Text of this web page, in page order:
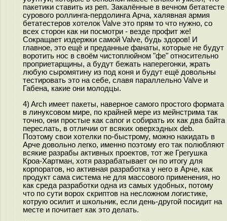
пакетики ставить из реп. Закалённые в вечном бетатесте
сурового роллинга-пердолинга Арча, халявная армия
бетатестеров хотелок Valve это прям то что нужно, со
всех сторон как ни посмотри - везде профит же!
Сокращает издержки самой Valve, будь здоров! И
главное, это ещё и преданные фанаты, которые не будут
воротить нос в своём чистоплюйном "фе" относительно
проприетарщины, а будут бежать наперегонки, жрать
любую сыромятину из под коня и будут ещё довольны
тестировать это на себе, славя параллельно Valve и
Габена, какие они молодцы.
4) Arch имеет пакеты, наверное самого простого формата
в линуксовом мире, по крайней мере из мейнстрима так
точно, они простые как сапог и собирать их как два байта
переслать, в отличии от всяких оверхэдных deb.
Поэтому свои хотелки по-быстрому, можно накидать в
Арче довольно легко, именно поэтому его так полюбляют
всякие разрабы активных проектов, тот же Грегушка
Кроа-Хартман, хотя разрабатывает он по итогу для
корпоратов, но активная разработка у него в Арче, как
продукт сама система не для массового применения, но
как среда разработки одна из самых удобных, потому
что по сути ворох скриптов на несложном логистике,
котрую осилит и школьник, если день-другой посидит на
месте и почитает как это делать.